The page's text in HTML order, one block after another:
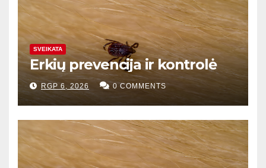
SVEIKATA
Erkių prevencija ir kontrolė
RGP 6, 2026 0 COMMENTS